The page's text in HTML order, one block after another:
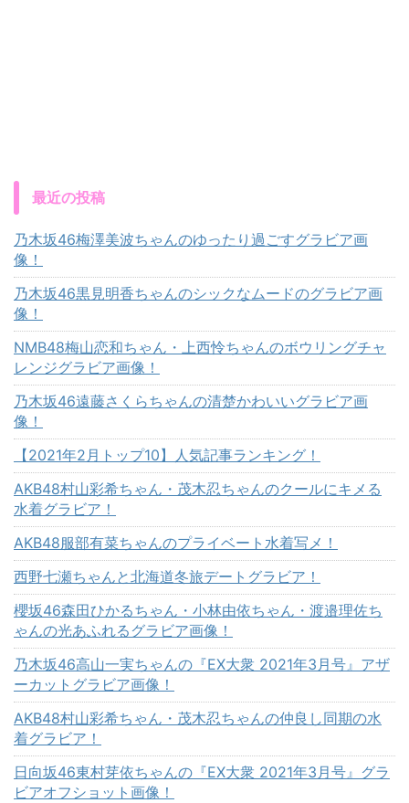
最近の投稿
乃木坂46梅澤美波ちゃんのゆったり過ごすグラビア画
像！
乃木坂46黒見明香ちゃんのシックなムードのグラビア画
像！
NMB48梅山恋和ちゃん・上西怜ちゃんのボウリングチャ
レンジグラビア画像！
乃木坂46遠藤さくらちゃんの清楚かわいいグラビア画
像！
【2021年2月トップ10】人気記事ランキング！
AKB48村山彩希ちゃん・茂木忍ちゃんのクールにキメる
水着グラビア！
AKB48服部有菜ちゃんのプライベート水着写メ！
西野七瀬ちゃんと北海道冬旅デートグラビア！
櫻坂46森田ひかるちゃん・小林由依ちゃん・渡邉理佐ち
ゃんの光あふれるグラビア画像！
乃木坂46高山一実ちゃんの『EX大衆 2021年3月号』アザ
ーカットグラビア画像！
AKB48村山彩希ちゃん・茂木忍ちゃんの仲良し同期の水
着グラビア！
日向坂46東村芽依ちゃんの『EX大衆 2021年3月号』グラ
ビアオフショット画像！